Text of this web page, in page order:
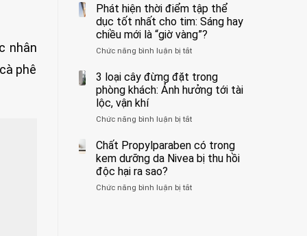
nhân
phê
ăn
nhiều
có
thể
hại
thận
tác
hại
của
1
kiểu
đối
với
và
Bạn
nên
đàn
ông
phát
hiện
mắc
bệnh
ung
lúc
Phát hiện thời điểm tập thể
dục tốt nhất cho tim: Sáng hay
chiều mới là “giờ vàng”?
Chức năng bình luận bị tắtở
hiện
thời
điểm
thể
tốt
nhất
cho
Sáng
3 loại cây đừng đặt trong
phòng khách: Ảnh hưởng tới tài
lộc, vận khí
Chức năng bình luận bị tắtở
loại
cây
đừng
trong
Chất Propylparaben có trong
kem dưỡng da Nivea bị thu hồi
độc hại ra sao?
Chức năng bình luận bị tắtở